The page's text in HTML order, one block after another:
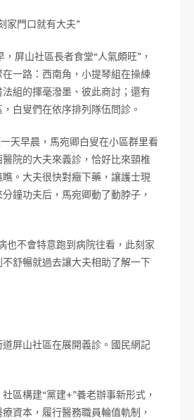
家門口就有大夫”
屏山社區長者食堂“人氣頗旺”，
一路：西南角，小提琴組在操練
組的揮毫潑墨、彼此商討；還有
白叟們在依序排列隊伍問診。
天早晨，馬宛卿白叟在小區群里看
院的大夫來義診，恰好比來頸椎
。大夫很快對癥下藥，讓護士現
鐘功夫后，馬宛卿動了動脖子，
也不會特意跑到病院往看，此刻家
舒暢就過去讓大夫相助了解一下
屏山社區在展開義診。國民網記
區構建“黨建+”養老辦事新形式，
資本，履行醫務職員輪值軌制，